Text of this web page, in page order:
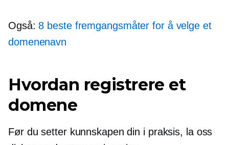
Også: 8 beste fremgangsmåter for å velge et
domenenavn
Hvordan registrere et
domene
Før du setter kunnskapen din i praksis, la oss